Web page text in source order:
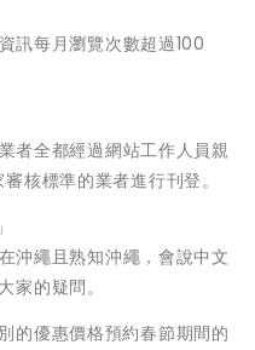
每月瀏覽次數超過100
全都經過網站工作人員親
核標準的業者進行刊登。
繩且熟知沖繩，會說中文
家的疑問。
的優惠價格預約春節期間的